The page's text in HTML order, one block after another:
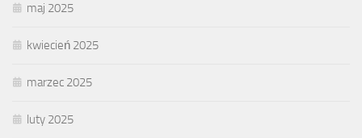
maj 2025
kwiecień 2025
marzec 2025
luty 2025